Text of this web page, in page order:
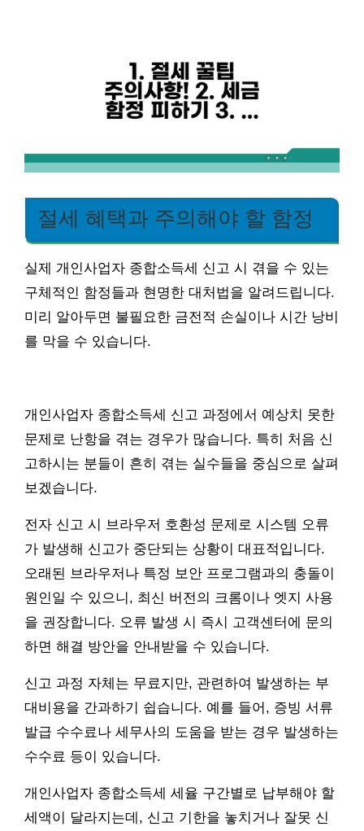
절세 혜택과 주의해야 할 함정
실제 개인사업자 종합소득세 신고 시 겪을 수 있는
구체적인 함정들과 현명한 대처법을 알려드립니다.
미리 알아두면 불필요한 금전적 손실이나 시간 낭비
를 막을 수 있습니다.
개인사업자 종합소득세 신고 과정에서 예상치 못한
문제로 난항을 겪는 경우가 많습니다. 특히 처음 신
고하시는 분들이 흔히 겪는 실수들을 중심으로 살펴
보겠습니다.
전자 신고 시 브라우저 호환성 문제로 시스템 오류
가 발생해 신고가 중단되는 상황이 대표적입니다.
오래된 브라우저나 특정 보안 프로그램과의 충돌이
원인일 수 있으니, 최신 버전의 크롬이나 엣지 사용
을 권장합니다. 오류 발생 시 즉시 고객센터에 문의
하면 해결 방안을 안내받을 수 있습니다.
신고 과정 자체는 무료지만, 관련하여 발생하는 부
대비용을 간과하기 쉽습니다. 예를 들어, 증빙 서류
발급 수수료나 세무사의 도움을 받는 경우 발생하는
수수료 등이 있습니다.
개인사업자 종합소득세 세율 구간별로 납부해야 할
세액이 달라지는데, 신고 기한을 놓치거나 잘못 신